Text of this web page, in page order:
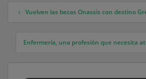
Navegación de entradas
Vuelven las becas Onassis con destino
Enfermería, una profesión que necesita